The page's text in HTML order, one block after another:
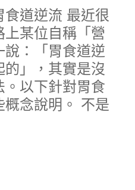
道逆流 最近很
某位自稱「營
說：「胃食道逆
」，其實是沒
。以下針對胃食
概念說明。 不是